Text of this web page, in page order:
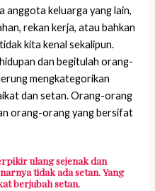
anggota keluarga yang lain,
rekan kerja, atau bahkan
kita kenal sekalipun.
dan begitulah orang-
mengkategorikan
dan setan. Orang-orang
orang-orang yang bersifat
ulang sejenak dan
tidak ada setan. Yang
berjubah setan.